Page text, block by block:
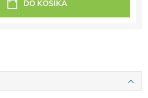
DO KOŠÍKA